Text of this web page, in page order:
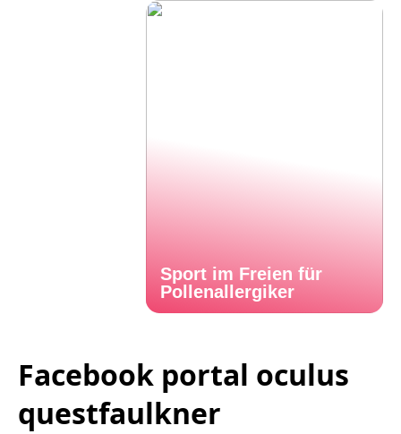
Sport im Freien für
Pollenallergiker
Facebook portal oculus
questfaulkner